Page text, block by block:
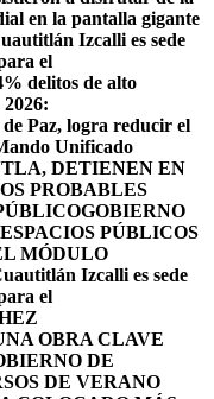
en la pantalla gigante
Izcalli es sede
el
delitos de alto
Paz, logra reducir el
Unificado
​DETIENEN EN
PROBABLES
GOBIERNO
PÚBLICOS
MÓDULO
Izcalli es sede
el
OBRA CLAVE
DE
DE VERANO